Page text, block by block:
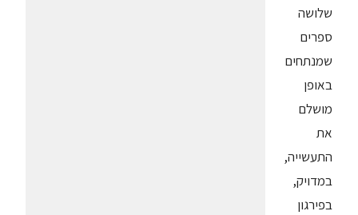
שלושה
ספרים
שמנתחים
באופן
מושלם
את
התעשייה,
במדויק,
בפירגון